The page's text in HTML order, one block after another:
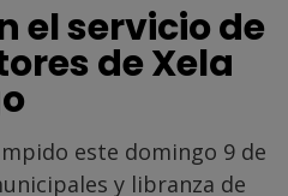
el servicio de
de Xela
este domingo 9 de
y libranza de